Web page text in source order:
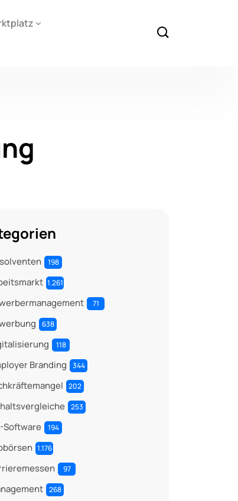
198
1.261
71
638
118
Branding 344
202
253
Software 194
1.176
97
268